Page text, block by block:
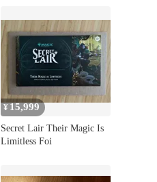
¥ 15,999
Secret Lair Their Magic Is
Limitless Foi